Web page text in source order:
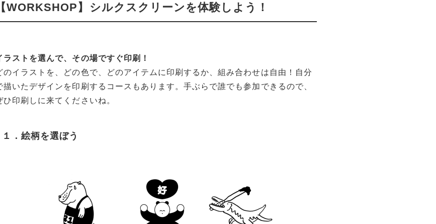
【WORKSHOP】シルクスクリーンを体験しよう！
ラストを選んで、その場ですぐ印刷！
のイラストを、どの色で、どのアイテムに印刷するか、組み合わせは自由！自分
描いたデザインを印刷するコースもあります。手ぶらで誰でも参加できるので、
ひ印刷しに来てくださいね。
１．絵柄を選ぼう